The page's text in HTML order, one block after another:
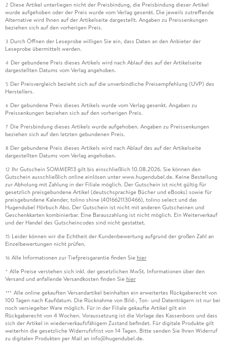
2 Diese Artikel unterliegen nicht der Preisbindung, die Preisbindung dieser Artikel
wurde aufgehoben oder der Preis wurde vom Verlag gesenkt. Die jeweils zutreffende
Alternative wird Ihnen auf der Artikelseite dargestellt. Angaben zu Preissenkungen
beziehen sich auf den vorherigen Preis.
3 Durch Öffnen der Leseprobe willigen Sie ein, dass Daten an den Anbieter der
Leseprobe übermittelt werden.
4 Der gebundene Preis dieses Artikels wird nach Ablauf des auf der Artikelseite
dargestellten Datums vom Verlag angehoben.
5 Der Preisvergleich bezieht sich auf die unverbindliche Preisempfehlung (UVP) des
Herstellers.
6 Der gebundene Preis dieses Artikels wurde vom Verlag gesenkt. Angaben zu
Preissenkungen beziehen sich auf den vorherigen Preis.
7 Die Preisbindung dieses Artikels wurde aufgehoben. Angaben zu Preissenkungen
beziehen sich auf den letzten gebundenen Preis.
8 Der gebundene Preis dieses Artikels wird nach Ablauf des auf der Artikelseite
dargestellten Datums vom Verlag angehoben.
12 Ihr Gutschein SOMMER13 gilt bis einschließlich 10.08.2026. Sie können den
Gutschein ausschließlich online einlösen unter www.hugendubel.de. Keine Bestellung
zur Abholung mit Zahlung in der Filiale möglich. Der Gutschein ist nicht gültig für
gesetzlich preisgebundene Artikel (deutschsprachige Bücher und eBooks) sowie für
preisgebundene Kalender, tolino shine (4016621130466), tolino select und das
Hugendubel Hörbuch Abo. Der Gutschein ist nicht mit anderen Gutscheinen und
Geschenkkarten kombinierbar. Eine Barauszahlung ist nicht möglich. Ein Weiterverkauf
und der Handel des Gutscheincodes sind nicht gestattet.
15 Leider können wir die Echtheit der Kundenbewertung aufgrund der großen Zahl an
Einzelbewertungen nicht prüfen.
16 Alle Informationen zur Tiefpreisgarantie finden Sie hier
* Alle Preise verstehen sich inkl. der gesetzlichen MwSt. Informationen über den
Versand und anfallende Versandkosten finden Sie hier
*** Alle online gekauften Versandartikel beinhalten ein erweitertes Rückgaberecht von
100 Tagen nach Kaufdatum. Die Rücknahme von Bild-, Ton- und Datenträgern ist nur bei
noch versiegelter Ware möglich. Für in der Filiale gekaufte Artikel gilt ein
Rückgaberecht von 4 Wochen. Voraussetzung ist die Vorlage des Kassenbons und dass
sich der Artikel in wiederverkaufsfähigem Zustand befindet. Für digitale Produkte gilt
weiterhin die gesetzliche Widerrufsfrist von 14 Tagen. Bitte senden Sie Ihren Widerruf
zu digitalen Produkten per Mail an info@hugendubel.de.